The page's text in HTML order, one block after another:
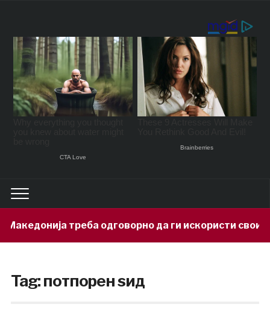
треба одговорно да ги искористи своите
Tag:потпорен ѕид